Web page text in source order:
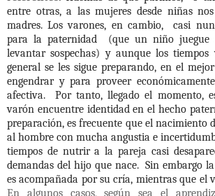
entre otras, a las mujeres desde niñas
madres. Los varones, en cambio,
casi
para la paternidad
(que un niño juegue
levantar sospechas) y aunque los tiempos
general se les sigue preparando, en el
engendrar y para proveer
afectiva.
Por tanto, llegado el momento,
varón encuentre identidad en el hecho
preparación, es frecuente que el nacimiento
al hombre con mucha angustia e
tiempos de nutrir a la pareja casi
demandas del hijo que nace. Sin embargo
es acompañada por su cría, mientras que el
En algunos casos, según sea el